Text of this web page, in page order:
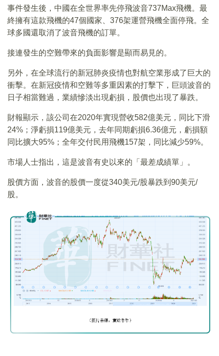
事件發生後，中國在全世界率先停飛波音737Max飛機。最
終擁有這款飛機的47個國家、376架運營飛機全面停飛。全
球多國還取消了波音飛機的訂單。
接連發生的空難帶來的負面影響是顯而易見的。
另外，在全球流行的新冠肺炎疫情也對航空業形成了巨大的
衝擊。在新冠疫情和空難等多重因素的打擊下，巨頭波音的
日子相當難過，業績慘淡出現虧損，股價也出現了暴跌。
財報顯示，該公司在2020年實現營收582億美元，同比下滑
24%；淨虧損119億美元，去年同期虧損6.36億元，虧損額
同比擴大95%；全年交付民用飛機157架，同比減少59%。
市場人士指出，這是波音有史以來的「最差成績單」。
股價方面，波音的股價一度從340美元/股暴跌到90美元/
股。